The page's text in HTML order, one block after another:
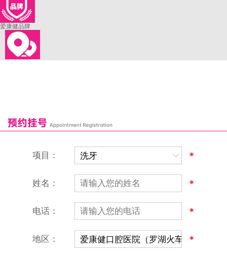
爱康健品牌
恒乐口腔诊所
富港口腔诊所
项目： *
姓名： *
电话： *
地区： *